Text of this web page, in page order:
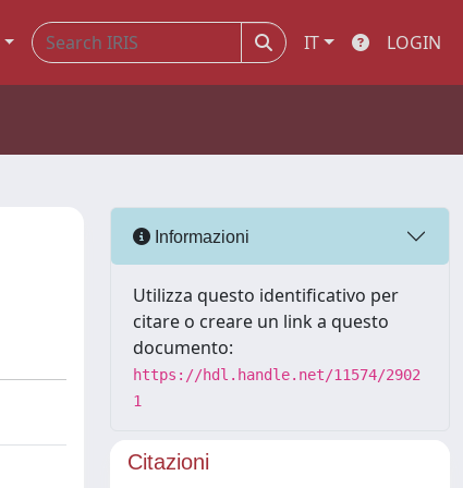
IT LOGIN
Informazioni
Utilizza questo identificativo per
citare o creare un link a questo
documento:
https://hdl.handle.net/11574/2902
1
Citazioni